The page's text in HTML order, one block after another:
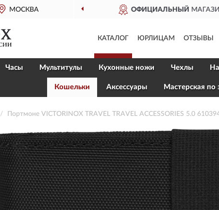
МОСКВАМАГАЗИН VICTORINOX
КАТАЛОГ ЮРЛИЦАМ ОТЗЫВЫ
Часы Мультитулы Кухонные ножи Чехлы
Кошельки Aксессуары Мастерская по
Портмоне VICTORINOX TRAVEL TRAVEL ACCESSORIES 5.0